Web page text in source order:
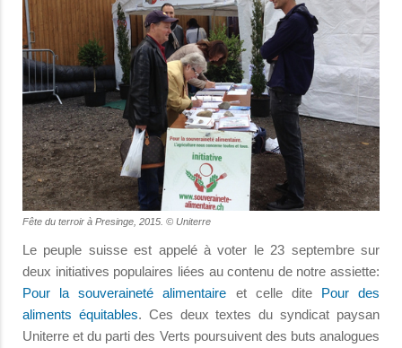
Fête du terroir à Presinge, 2015. © Uniterre
Le peuple suisse est appelé à voter le 23 septembre sur
deux initiatives populaires liées au contenu de notre assiette:
Pour la souveraineté alimentaire et celle dite Pour des
aliments équitables. Ces deux textes du syndicat paysan
Uniterre et du parti des Verts poursuivent des buts analogues